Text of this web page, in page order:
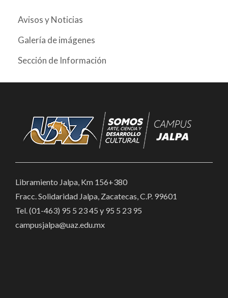
Avisos y Noticias
Galería de imágenes
Sección de Información
Libramiento Jalpa, Km 156+380
Fracc. Solidaridad Jalpa, Zacatecas, C.P. 99601
Tel. (01-463) 95 5 23 45 y 95 5 23 95
campusjalpa@uaz.edu.mx